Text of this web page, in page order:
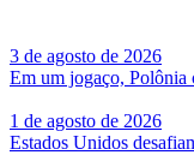
3 de agosto de 2026
Em um jogaço,
1 de agosto de 2026
Estados Unidos